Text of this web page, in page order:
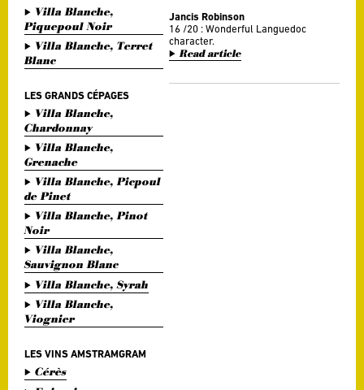
Villa Blanche,
Piquepoul Noir
Villa Blanche, Terret
Blanc
LES GRANDS CÉPAGES
Villa Blanche,
Chardonnay
Villa Blanche,
Grenache
Villa Blanche, Picpoul
de Pinet
Villa Blanche, Pinot
Noir
Villa Blanche,
Sauvignon Blanc
Villa Blanche, Syrah
Villa Blanche,
Viognier
LES VINS AMSTRAMGRAM
Cérès
Jancis Robinson
16 /20 : Wonderful Languedoc
character.
Read article